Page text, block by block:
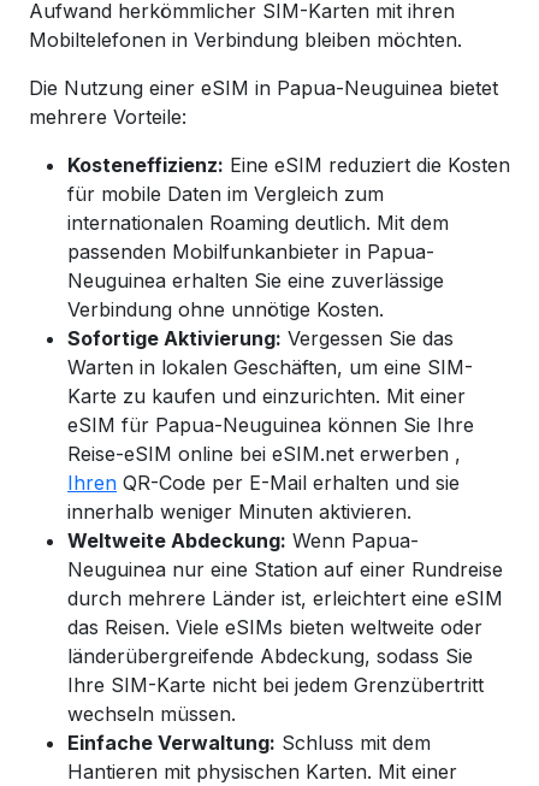
Aufwand herkömmlicher SIM-Karten mit ihren
Mobiltelefonen in Verbindung bleiben möchten.
Die Nutzung einer eSIM in Papua-Neuguinea bietet
mehrere Vorteile:
Kosteneffizienz: Eine eSIM reduziert die Kosten
für mobile Daten im Vergleich zum
internationalen Roaming deutlich. Mit dem
passenden Mobilfunkanbieter in Papua-
Neuguinea erhalten Sie eine zuverlässige
Verbindung ohne unnötige Kosten.
Sofortige Aktivierung: Vergessen Sie das
Warten in lokalen Geschäften, um eine SIM-
Karte zu kaufen und einzurichten. Mit einer
eSIM für Papua-Neuguinea können Sie Ihre
Reise-eSIM online bei eSIM.net erwerben ,
Ihren QR-Code per E-Mail erhalten und sie
innerhalb weniger Minuten aktivieren.
Weltweite Abdeckung: Wenn Papua-
Neuguinea nur eine Station auf einer Rundreise
durch mehrere Länder ist, erleichtert eine eSIM
das Reisen. Viele eSIMs bieten weltweite oder
länderübergreifende Abdeckung, sodass Sie
Ihre SIM-Karte nicht bei jedem Grenzübertritt
wechseln müssen.
Einfache Verwaltung: Schluss mit dem
Hantieren mit physischen Karten. Mit einer